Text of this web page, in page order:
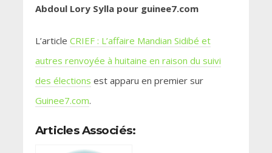
Abdoul Lory Sylla pour guinee7.com
L’article CRIEF : L’affaire Mandian Sidibé et
autres renvoyée à huitaine en raison du suivi
des élections est apparu en premier sur
Guinee7.com.
Articles Associés: